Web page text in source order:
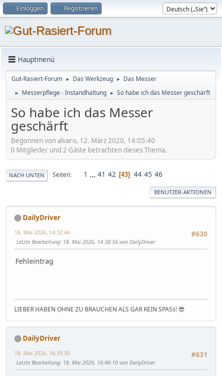
Einloggen Registrieren
Hauptmenü
Gut-Rasiert-Forum ► Das Werkzeug ► Das Messer
► Messerpflege - Instandhaltung ► So habe ich das Messer geschärft
So habe ich das Messer
geschärft
Begonnen von alvaro, 12. März 2020, 14:05:40
0 Mitglieder und 2 Gäste betrachten dieses Thema.
NACH UNTEN Seiten 1 ... 41 42 43 44 45 46
BENUTZER-AKTIONEN
DailyDriver
#630
18. Mai 2026, 14:32:44
Letzte Bearbeitung: 18. Mai 2026, 14:38:56 von DailyDriver
Fehleintrag
LIEBER HABEN OHNE ZU BRAUCHEN ALS GAR KEIN SPASs! 😎
DailyDriver
#631
18. Mai 2026, 16:39:30
Letzte Bearbeitung: 18. Mai 2026, 16:46:10 von DailyDriver